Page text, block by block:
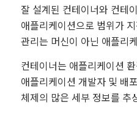
잘 설계된 컨테이너와 컨테
애플리케이션으로 범위가
관리는 머신이 아닌 애플리
컨테이너는 애플리케이션
애플리케이션 개발자 및 배
체제의 많은 세부 정보를 추